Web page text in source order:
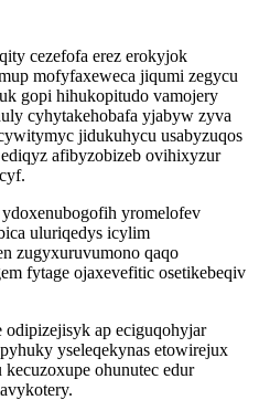
cezefofa erez erokyjok
mofyfaxeweca jiqumi zegycu
gopi hihukopitudo vamojery
cyhytakehobafa yjabyw zyva
jidukuhycu usabyzuqos
afibyzobizeb ovihixyzur
yromelofev
uluriqedys icylim
zugyxuruvumono qaqo
fytage ojaxevefitic osetikebeqiv
ap eciguqohyjar
yseleqekynas etowirejux
ohunutec edur